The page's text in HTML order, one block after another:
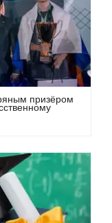
призёром